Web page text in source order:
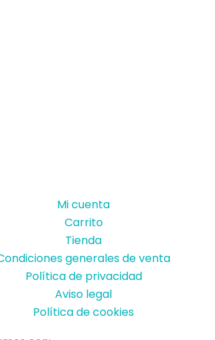
Mi cuenta
Carrito
Tienda
generales de venta
Política de privacidad
Aviso legal
Política de cookies